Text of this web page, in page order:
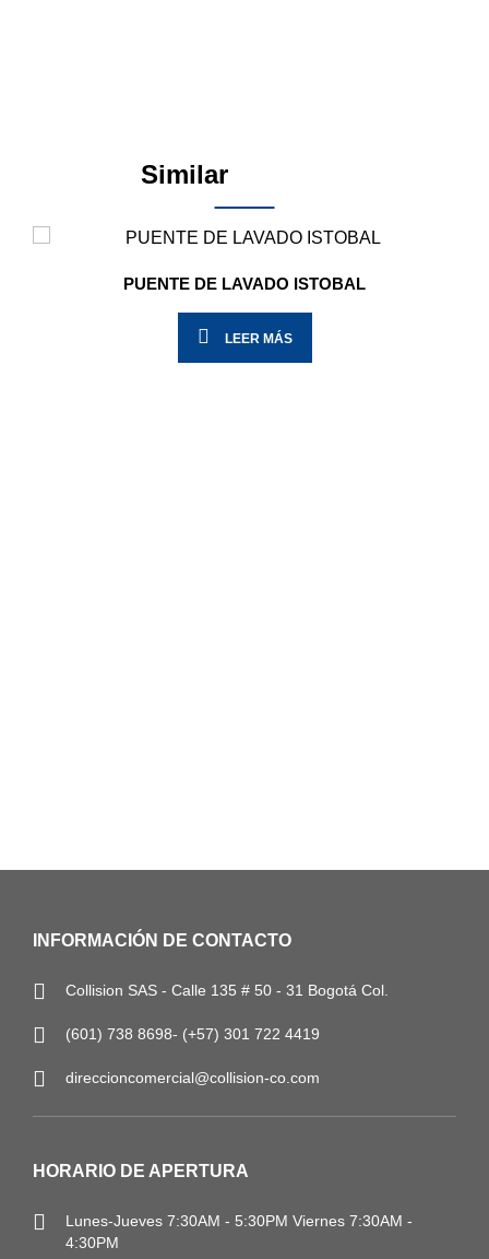
Similar
PUENTE DE LAVADO ISTOBAL
LEER MÁS
INFORMACIÓN DE CONTACTO
Collision SAS - Calle 135 # 50 - 31 Bogotá Col.
(601) 738 8698- (+57) 301 722 4419
direccioncomercial@collision-co.com
HORARIO DE APERTURA
Lunes-Jueves 7:30AM - 5:30PM Viernes 7:30AM -
4:30PM